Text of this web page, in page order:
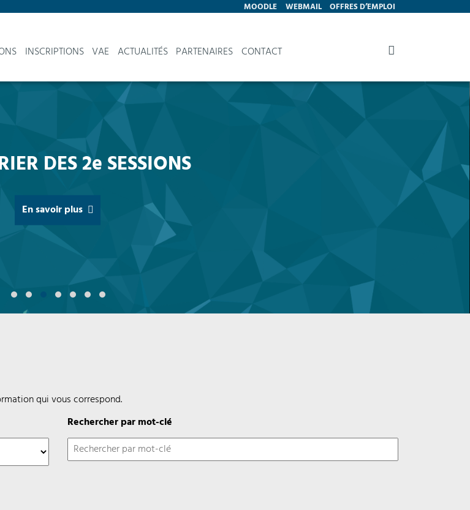
MOODLE WEBMAIL OFFRES D’EMPLOI
INSCRIPTIONS VAE ACTUALITÉS PARTENAIRES CONTACT
CAP, DONNEZ DU SENS
EXPÉRIENCE
participe à une séance d'info
qui vous correspond.
Rechercher par mot-clé